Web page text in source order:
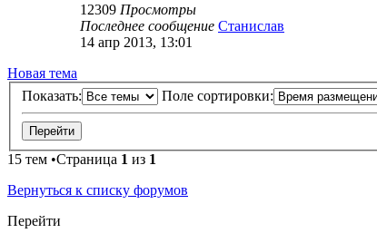
12309 Просмотры
Последнее сообщение Станислав
14 апр 2013, 13:01
Новая тема
Показать:
Поле сортировки:
15 тем •Страница 1 из 1
Вернуться к списку форумов
Перейти